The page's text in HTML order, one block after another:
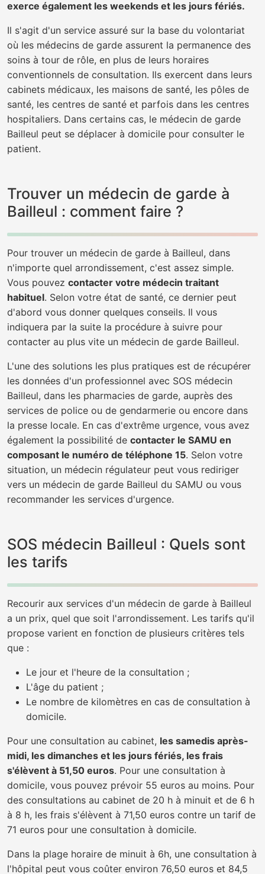
exerce également les weekends et les jours fériés.
Il s'agit d'un service assuré sur la base du volontariat
où les médecins de garde assurent la permanence des
soins à tour de rôle, en plus de leurs horaires
conventionnels de consultation. Ils exercent dans leurs
cabinets médicaux, les maisons de santé, les pôles de
santé, les centres de santé et parfois dans les centres
hospitaliers. Dans certains cas, le médecin de garde
Bailleul peut se déplacer à domicile pour consulter le
patient.
Trouver un médecin de garde à
Bailleul : comment faire ?
Pour trouver un médecin de garde à Bailleul, dans
n'importe quel arrondissement, c'est assez simple.
Vous pouvez contacter votre médecin traitant
habituel. Selon votre état de santé, ce dernier peut
d'abord vous donner quelques conseils. Il vous
indiquera par la suite la procédure à suivre pour
contacter au plus vite un médecin de garde Bailleul.
L'une des solutions les plus pratiques est de récupérer
les données d'un professionnel avec SOS médecin
Bailleul, dans les pharmacies de garde, auprès des
services de police ou de gendarmerie ou encore dans
la presse locale. En cas d'extrême urgence, vous avez
également la possibilité de contacter le SAMU en
composant le numéro de téléphone 15. Selon votre
situation, un médecin régulateur peut vous rediriger
vers un médecin de garde Bailleul du SAMU ou vous
recommander les services d'urgence.
SOS médecin Bailleul : Quels sont
les tarifs
Recourir aux services d'un médecin de garde à Bailleul
a un prix, quel que soit l'arrondissement. Les tarifs qu'il
propose varient en fonction de plusieurs critères tels
que :
Le jour et l'heure de la consultation ;
L'âge du patient ;
Le nombre de kilomètres en cas de consultation à
domicile.
Pour une consultation au cabinet, les samedis après-
midi, les dimanches et les jours fériés, les frais
s'élèvent à 51,50 euros. Pour une consultation à
domicile, vous pouvez prévoir 55 euros au moins. Pour
des consultations au cabinet de 20 h à minuit et de 6 h
à 8 h, les frais s'élèvent à 71,50 euros contre un tarif de
71 euros pour une consultation à domicile.
Dans la plage horaire de minuit à 6h, une consultation à
l'hôpital peut vous coûter environ 76,50 euros et 84,5